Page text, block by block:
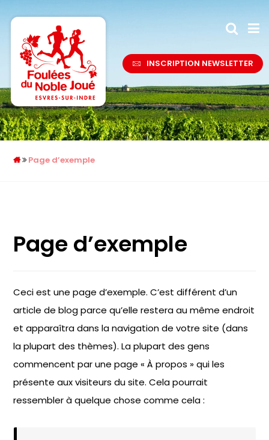
INSCRIPTION NEWSLETTER
Page d’exemple
Page d’exemple
Ceci est une page d’exemple. C’est différent d’un
article de blog parce qu’elle restera au même endroit
et apparaîtra dans la navigation de votre site (dans
la plupart des thèmes). La plupart des gens
commencent par une page « À propos » qui les
présente aux visiteurs du site. Cela pourrait
ressembler à quelque chose comme cela :